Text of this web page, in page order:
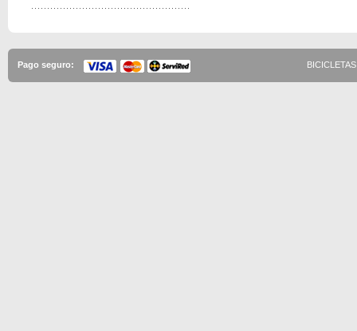
Pago seguro: